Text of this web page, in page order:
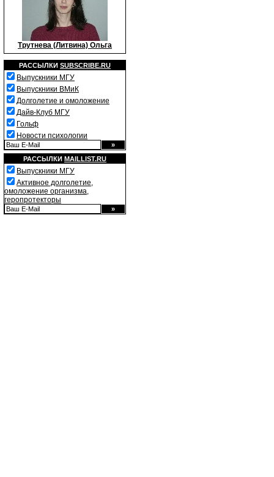
Трутнева (Литвина) Ольга
РАССЫЛКИ SUBSCRIBE.RU
Выпускники МГУ
Выпускники ВМиК
Долголетие и омоложение
Дайв-Клуб МГУ
Гольф
Новости психологии
РАССЫЛКИ MAILLIST.RU
Выпускники МГУ
Активное долголетие,
омоложение организма,
геропротекторы